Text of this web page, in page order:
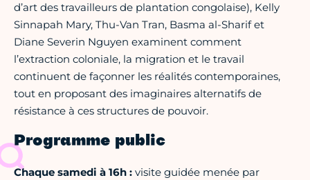
d’art des travailleurs de plantation congolaise), Kelly
Sinnapah Mary, Thu-Van Tran, Basma al-Sharif et
Diane Severin Nguyen examinent comment
l’extraction coloniale, la migration et le travail
continuent de façonner les réalités contemporaines,
tout en proposant des imaginaires alternatifs de
résistance à ces structures de pouvoir.
Programme public
Chaque samedi à 16h : visite guidée menée par